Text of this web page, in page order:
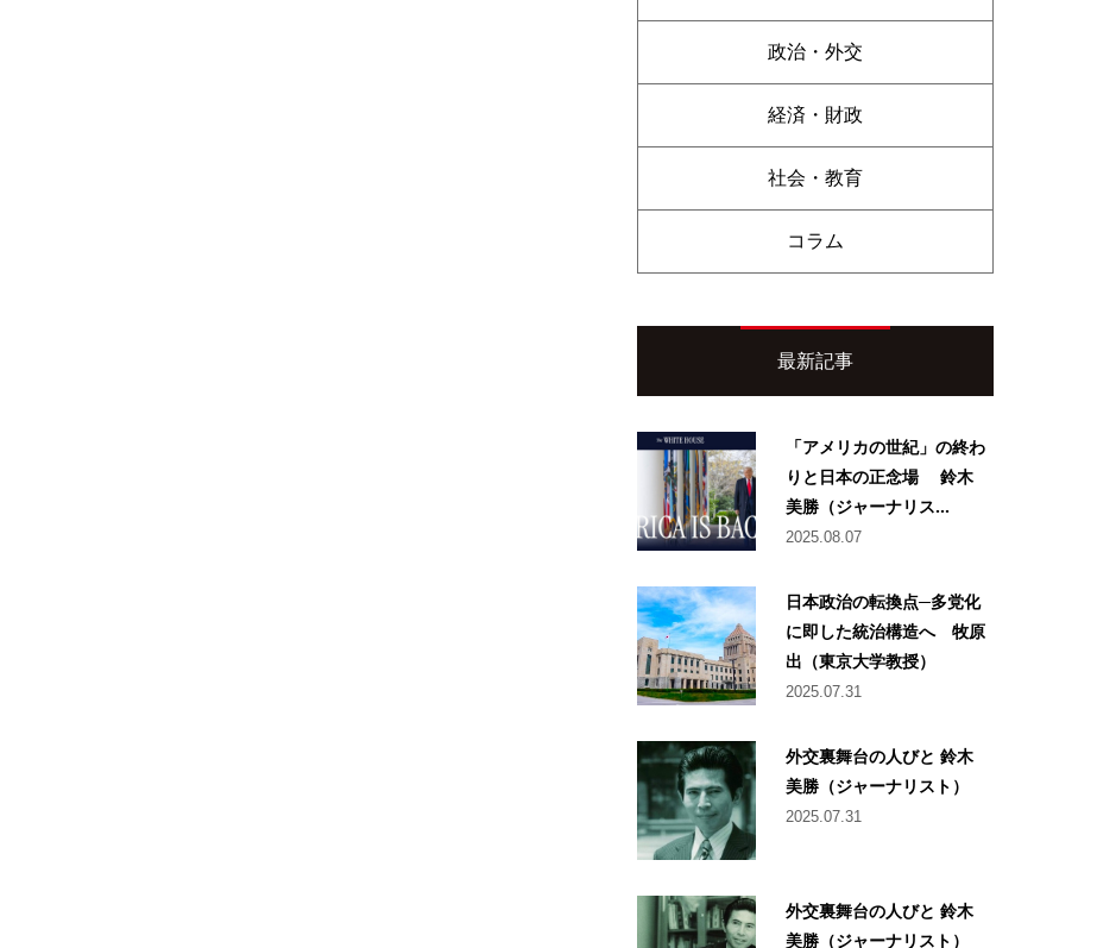
政治・外交
経済・財政
社会・教育
コラム
最新記事
「アメリカの世紀」の終わ
りと日本の正念場 鈴木
美勝（ジャーナリス...
2025.08.07
日本政治の転換点─多党化
に即した統治構造へ 牧原
出（東京大学教授）
2025.07.31
外交裏舞台の人びと 鈴木
美勝（ジャーナリスト）
2025.07.31
外交裏舞台の人びと 鈴木
美勝（ジャーナリスト）